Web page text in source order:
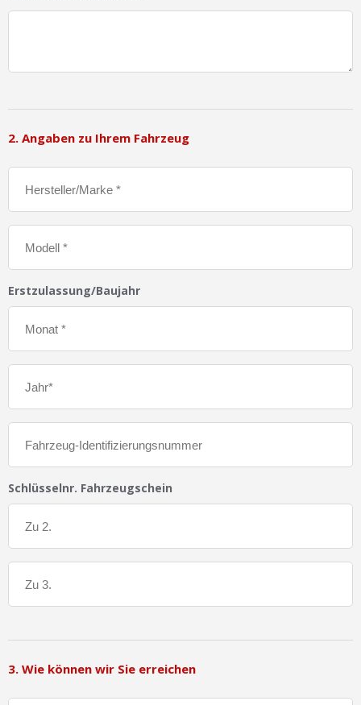
2. Angaben zu Ihrem Fahrzeug
Erstzulassung/Baujahr
Schlüsselnr. Fahrzeugschein
3. Wie können wir Sie erreichen